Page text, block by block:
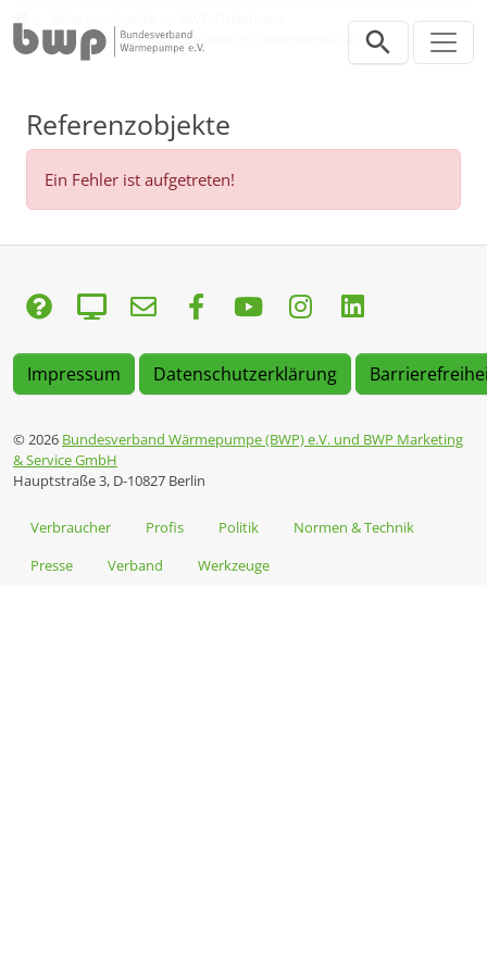
Kompakte Wärmepumpe beheizt Gewerbeneubau
Referenzobjekte
Ein Fehler ist aufgetreten!
Impressum Datenschutzerklärung
© 2026 Bundesverband Wärmepumpe (BWP) e.V. und BWP Marketing
& Service GmbH
Hauptstraße 3, D-10827 Berlin
Verbraucher Profis Politik
Normen & Technik
Presse
Verband Werkzeuge